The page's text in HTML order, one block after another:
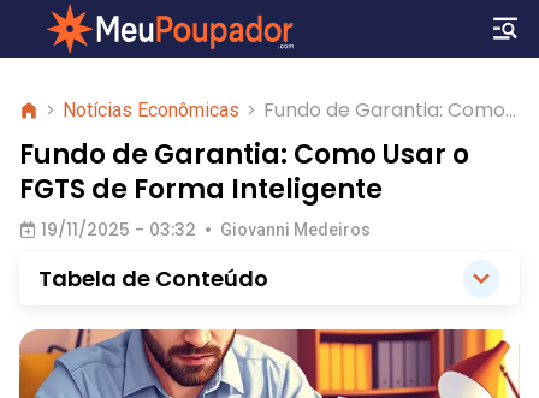
> Notícias Econômicas > Fundo de Garantia: Como
Usar o FGTS de Forma
Inteligente
Fundo de Garantia: Como Usar o
FGTS de Forma Inteligente
19/11/2025 - 03:32 • Giovanni Medeiros
Tabela de Conteúdo